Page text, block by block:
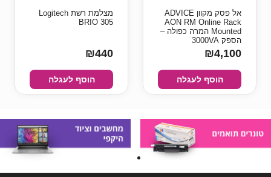
‏אל פסק מקוון ADVICE
AON RM Online Rack
Mounted המרה כפולה –
הספק 3000VA
₪4,100
הוסף לעגלה
מצלמת רשת Logitech
BRIO 305
₪440
הוסף לעגלה